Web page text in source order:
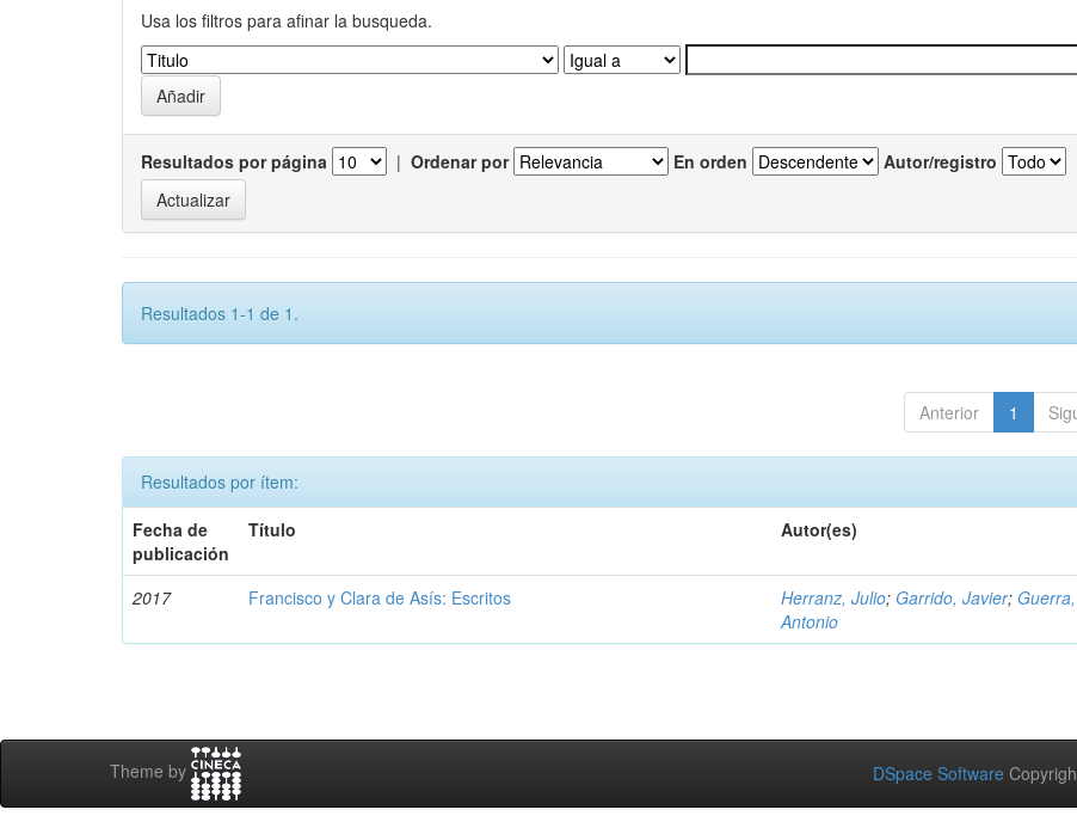
Usa los filtros para afinar la busqueda.
Resultados por página | Ordenar por En orden Autor/registro
Resultados 1-1 de 1.
Anterior 1
Resultados por ítem:
Fecha de
publicación
Título Autor(es)
2017 Francisco y Clara de Asís: Escritos Herranz, Julio; Garrido, Javier;
Antonio
Theme by DSpace Software